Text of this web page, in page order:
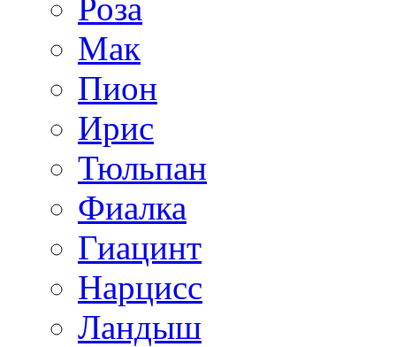
Роза
Мак
Пион
Ирис
Тюльпан
Фиалка
Гиацинт
Нарцисс
Ландыш